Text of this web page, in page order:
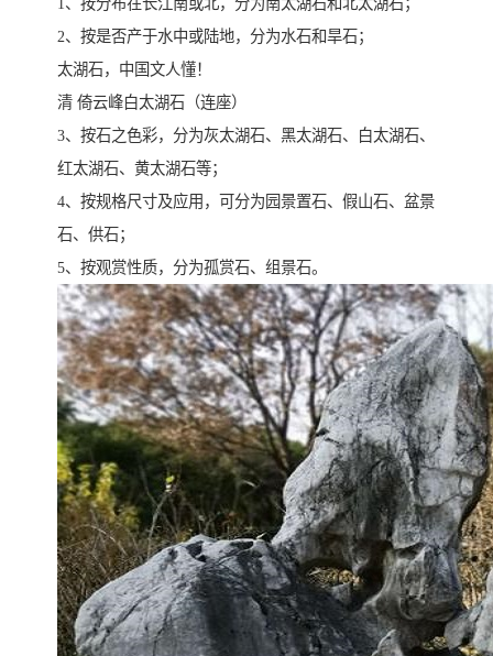
1、按分布在长江南或北，分为南太湖石和北太湖石；
2、按是否产于水中或陆地，分为水石和旱石；
太湖石，中国文人懂！
清 倚云峰白太湖石（连座）
3、按石之色彩，分为灰太湖石、黑太湖石、白太湖石、
红太湖石、黄太湖石等；
4、按规格尺寸及应用，可分为园景置石、假山石、盆景
石、供石；
5、按观赏性质，分为孤赏石、组景石。